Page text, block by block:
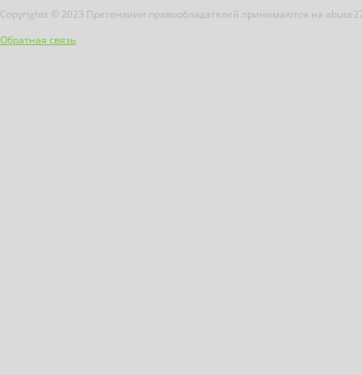
Copyrights © 2023 Претензиии правообладателей принимаются на
Обратная связь